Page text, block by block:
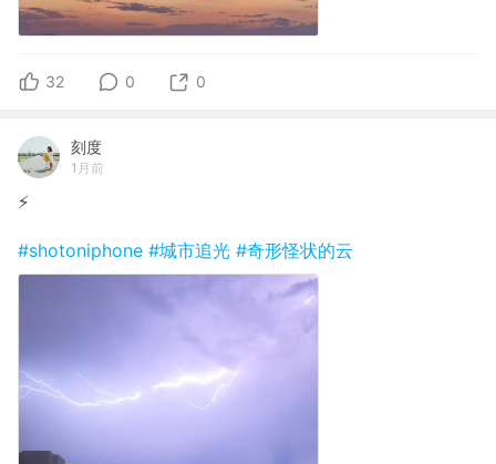
32 0 0
刻度
1月前
⚡️
#shotoniphone #城市追光 #奇形怪状的云